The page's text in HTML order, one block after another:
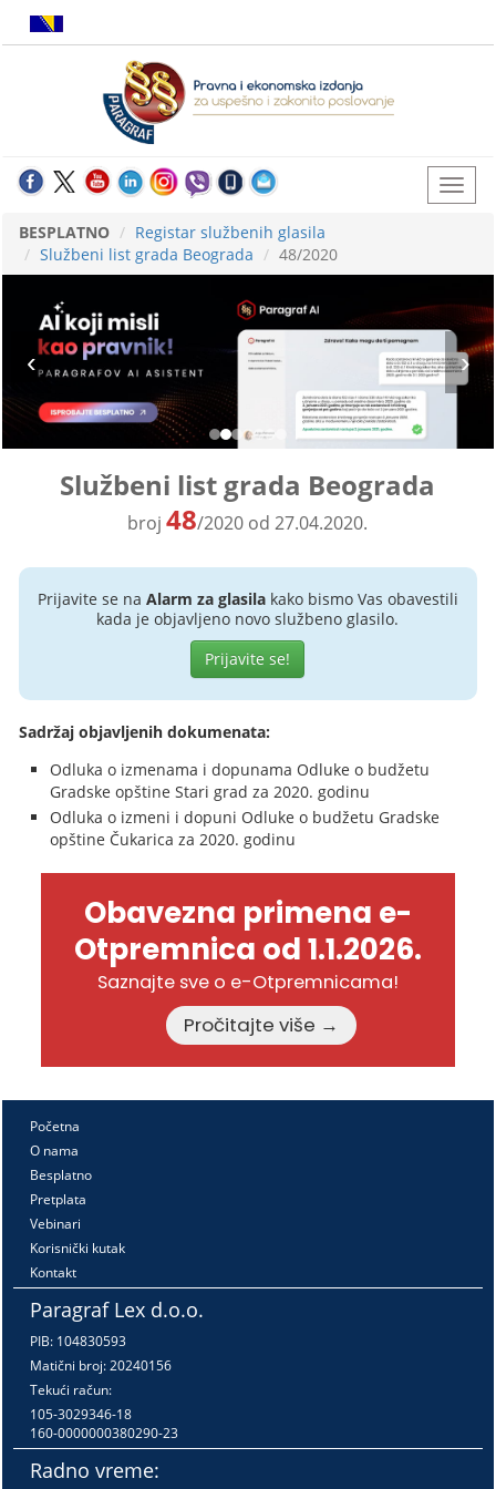
BESPLATNO
Registar službenih glasila
Službeni list grada Beograda
48/2020
Službeni list grada Beograda
broj48/2020 od 27.04.2020.
Prijavite se na Alarm za glasilakako bismo Vas obavestili
kada je objavljeno novo službeno glasilo.
Prijavite se!
Sadržaj objavljenih dokumenata:
Odluka o izmenama i dopunama Odluke o budžetu
Gradske opštine Stari grad za 2020. godinu
Odluka o izmeni i dopuni Odluke o budžetu Gradske
opštine Čukarica za 2020. godinu
Obavezna primena e-
Otpremnica od 1.1.2026.
Saznajte sve o e-Otpremnicama!
Pročitajte više →
Početna
O nama
Besplatno
Pretplata
Vebinari
Korisnički kutak
Kontakt
Paragraf Lex d.o.o.
PIB: 104830593
Matični broj: 20240156
Tekući račun:
105-3029346-18
160-0000000380290-23
Radno vreme: